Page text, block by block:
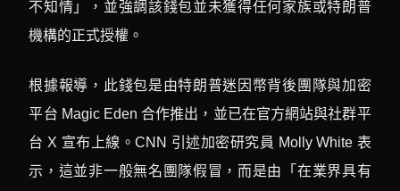
不知情」，並強調該錢包並未獲得任何家族或特朗普
機構的正式授權。
根據報導，此錢包是由特朗普迷因幣背後團隊與加密
平台 Magic Eden 合作推出，並已在官方網站與社群平
台 X 宣布上線。CNN 引述加密研究員 Molly White 表
示，這並非一般無名團隊假冒，而是由「在業界具有